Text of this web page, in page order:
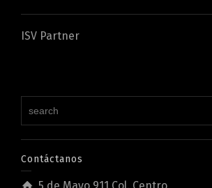
ISV Partner
Contáctanos